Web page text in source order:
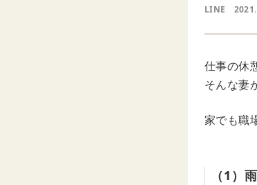
LINE
仕事の休
そんな妻
家でも職
（1）